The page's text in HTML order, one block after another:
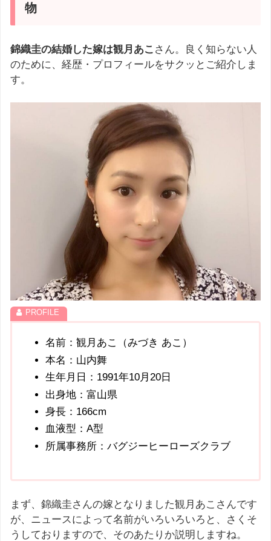
物
錦織圭の結婚した嫁は観月あこ さん。良く知らない人
のために、経歴・プロフィールをサクッとご紹介しま
す。
名前：観月あこ（みづき あこ）
本名：山内舞
生年月日：1991年10月20日
出身地：富山県
身長：166cm
血液型：A型
所属事務所：バグジーヒーローズクラブ
まず、錦織圭さんの嫁となりました観月あこさんです
が、ニュースによって名前がいろいろいろと、さくそ
うしておりますので、そのあたりか説明しますね。